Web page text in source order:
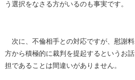
う選択をなさる方がいるのも事実です。
次に、不倫相手との対応ですが、慰謝
方から積極的に裁判を提起するというお
担であることは間違いがありません。